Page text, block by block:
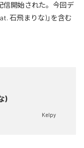
信開始された。今回デ
石飛まりな)」を含む
)
Kelpy